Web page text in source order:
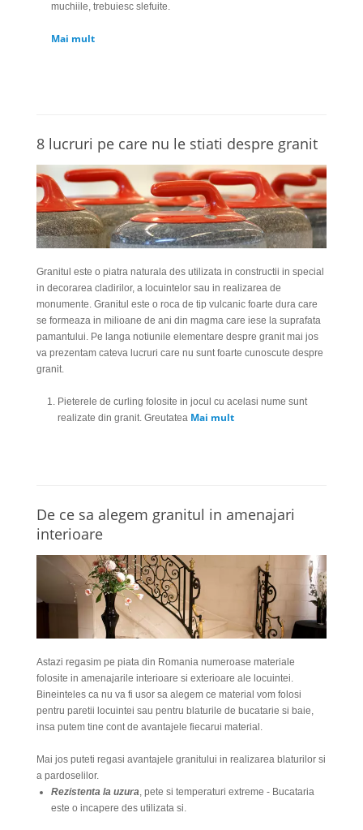
muchiile, trebuiesc slefuite.
Mai mult
8 lucruri pe care nu le stiati despre granit
Granitul este o piatra naturala des utilizata in constructii in special
in decorarea cladirilor, a locuintelor sau in realizarea de
monumente. Granitul este o roca de tip vulcanic foarte dura care
se formeaza in milioane de ani din magma care iese la suprafata
pamantului. Pe langa notiunile elementare despre granit mai jos
va prezentam cateva lucruri care nu sunt foarte cunoscute despre
granit.
Pieterele de curling folosite in jocul cu acelasi nume sunt
realizate din granit. Greutatea Mai mult
De ce sa alegem granitul in amenajari
interioare
Astazi regasim pe piata din Romania numeroase materiale
folosite in amenajarile interioare si exterioare ale locuintei.
Bineinteles ca nu va fi usor sa alegem ce material vom folosi
pentru paretii locuintei sau pentru blaturile de bucatarie si baie,
insa putem tine cont de avantajele fiecarui material.
Mai jos puteti regasi avantajele granitului in realizarea blaturilor si
a pardoselilor.
Rezistenta la uzura, pete si temperaturi extreme - Bucataria
este o incapere des utilizata si.